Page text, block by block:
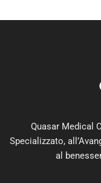
Quasar Medical
Specializzato,
al